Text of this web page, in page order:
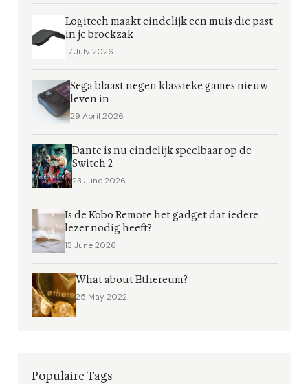
Logitech maakt eindelijk een muis die past
in je broekzak
17 July 2026
Sega blaast negen klassieke games nieuw
leven in
29 April 2026
Dante is nu eindelijk speelbaar op de
Switch 2
23 June 2026
Is de Kobo Remote het gadget dat iedere
lezer nodig heeft?
13 June 2026
What about Ethereum?
25 May 2022
Populaire Tags